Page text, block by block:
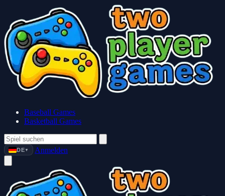
Baseball Games
Basketball Games
DE ▼ Anmelden